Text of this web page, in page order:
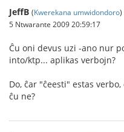
JeffB (Kwerekana umwidondoro)
5 Ntwarante 2009 20:59:17
Ĉu oni devus uzi -ano nur
into/ktp... aplikas verbojn?
Do, ĉar "ĉeesti" estas
ĉu ne?